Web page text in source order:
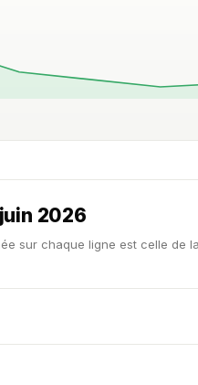
2026
sur chaque ligne est celle de